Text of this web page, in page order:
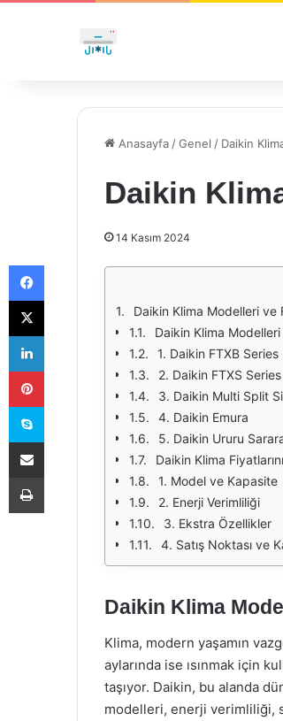
Anasayfa /Genel / Daikin
Daikin
14 Kasım 2024
Daikin Klima Modelleri ve
Daikin Klima Modelleri
1. Daikin FTXB Series
2. Daikin FTXS Series
3. Daikin Multi Split
4. Daikin Emura
5. Daikin Ururu
Daikin Klima
1. Model ve Kapasite
2. Enerji Verimliliği
3. Ekstra Özellikler
4. Satış Noktası ve
Daikin Klima
Klima, modern yaşamın
aylarında ise ısınmak için
taşıyor. Daikin, bu alanda
modelleri, enerji verimliliği,
Facebook
X
LinkedIn
Pinterest
Skype
E-Posta ile paylaş